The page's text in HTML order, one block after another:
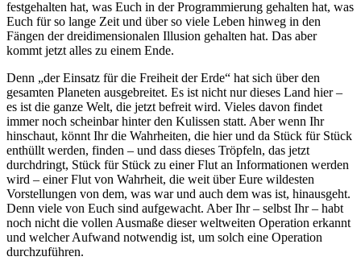
festgehalten hat, was Euch in der Programmierung gehalten hat, was
Euch für so lange Zeit und über so viele Leben hinweg in den
Fängen der dreidimensionalen Illusion gehalten hat. Das aber
kommt jetzt alles zu einem Ende.
Denn „der Einsatz für die Freiheit der Erde“ hat sich über den
gesamten Planeten ausgebreitet. Es ist nicht nur dieses Land hier –
es ist die ganze Welt, die jetzt befreit wird. Vieles davon findet
immer noch scheinbar hinter den Kulissen statt. Aber wenn Ihr
hinschaut, könnt Ihr die Wahrheiten, die hier und da Stück für Stück
enthüllt werden, finden – und dass dieses Tröpfeln, das jetzt
durchdringt, Stück für Stück zu einer Flut an Informationen werden
wird – einer Flut von Wahrheit, die weit über Eure wildesten
Vorstellungen von dem, was war und auch dem was ist, hinausgeht.
Denn viele von Euch sind aufgewacht. Aber Ihr – selbst Ihr – habt
noch nicht die vollen Ausmaße dieser weltweiten Operation erkannt
und welcher Aufwand notwendig ist, um solch eine Operation
durchzuführen.